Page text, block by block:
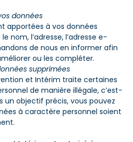
données
apportées à vos données
nom, l’adresse, l’adresse e-
de nous en informer afin
ou les compléter.
supprimées
et Intérim traite certaines
de manière illégale, c’est-
un objectif précis, vous pouvez
à caractère personnel soient